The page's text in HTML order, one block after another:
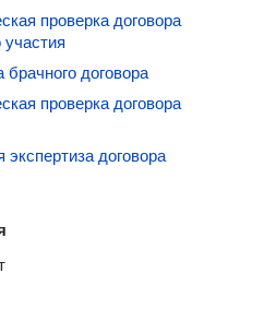
проверка договора
участия
брачного договора
проверка договора
экспертиза договора